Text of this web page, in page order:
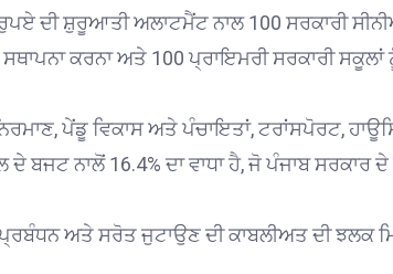
ਦੀ ਸ਼ੁਰੂਆਤੀ ਅਲਾਟਮੈਂਟ ਨਾਲ 100 ਸਰਕਾਰੀ
ਕਰਨਾ ਅਤੇ 100 ਪ੍ਰਾਇਮਰੀ ਸਰਕਾਰੀ
ਪੇਂਡੂ ਵਿਕਾਸ ਅਤੇ ਪੰਚਾਇਤਾਂ, ਟਰਾਂਸਪੋਰਟ,
ਨਾਲੋਂ 16.4% ਦਾ ਵਾਧਾ ਹੈ, ਜੋ ਪੰਜਾਬ ਸਰਕਾਰ
ਅਤੇ ਸਰੋਤ ਜੁਟਾਉਣ ਦੀ ਕਾਬਲੀਅਤ ਦੀ ਝਲਕ